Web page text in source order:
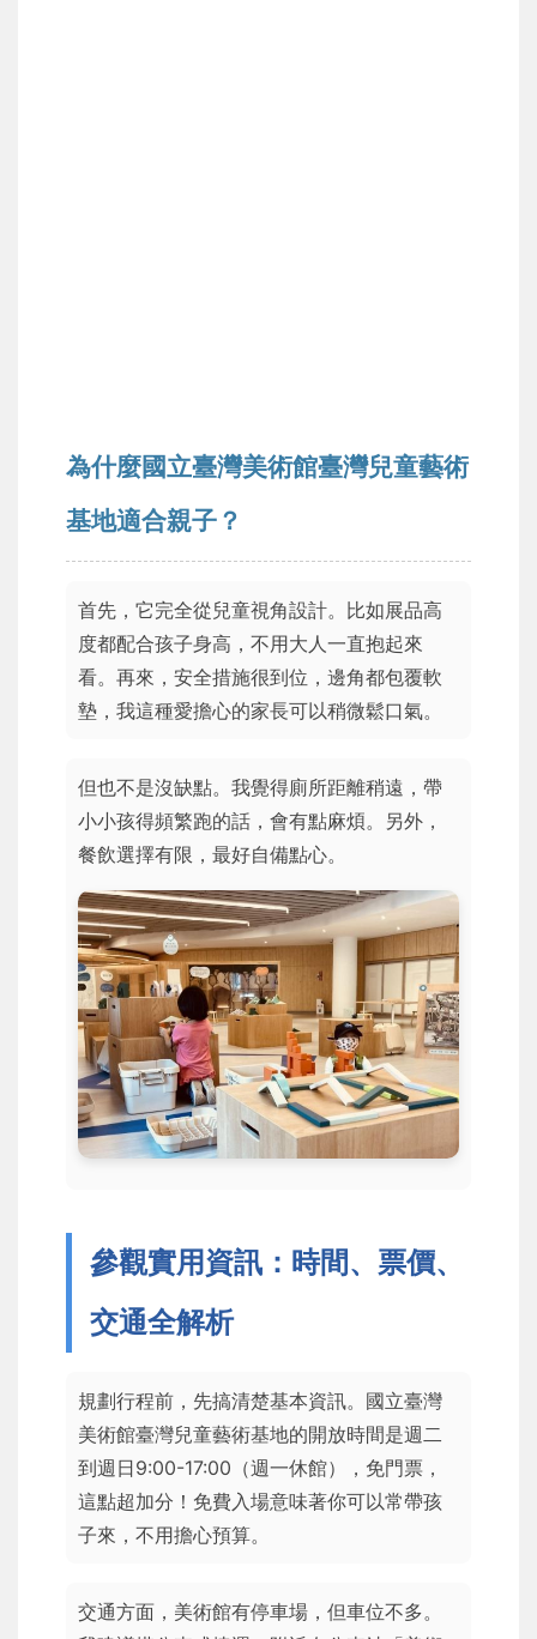
為什麼國立臺灣美術館臺灣兒童藝術
基地適合親子？
首先，它完全從兒童視角設計。比如展品高
度都配合孩子身高，不用大人一直抱起來
看。再來，安全措施很到位，邊角都包覆軟
墊，我這種愛擔心的家長可以稍微鬆口氣。
但也不是沒缺點。我覺得廁所距離稍遠，帶
小小孩得頻繁跑的話，會有點麻煩。另外，
餐飲選擇有限，最好自備點心。
參觀實用資訊：時間、票價、
交通全解析
規劃行程前，先搞清楚基本資訊。國立臺灣
美術館臺灣兒童藝術基地的開放時間是週二
到週日9:00-17:00（週一休館），免門票，
這點超加分！免費入場意味著你可以常帶孩
子來，不用擔心預算。
交通方面，美術館有停車場，但車位不多。